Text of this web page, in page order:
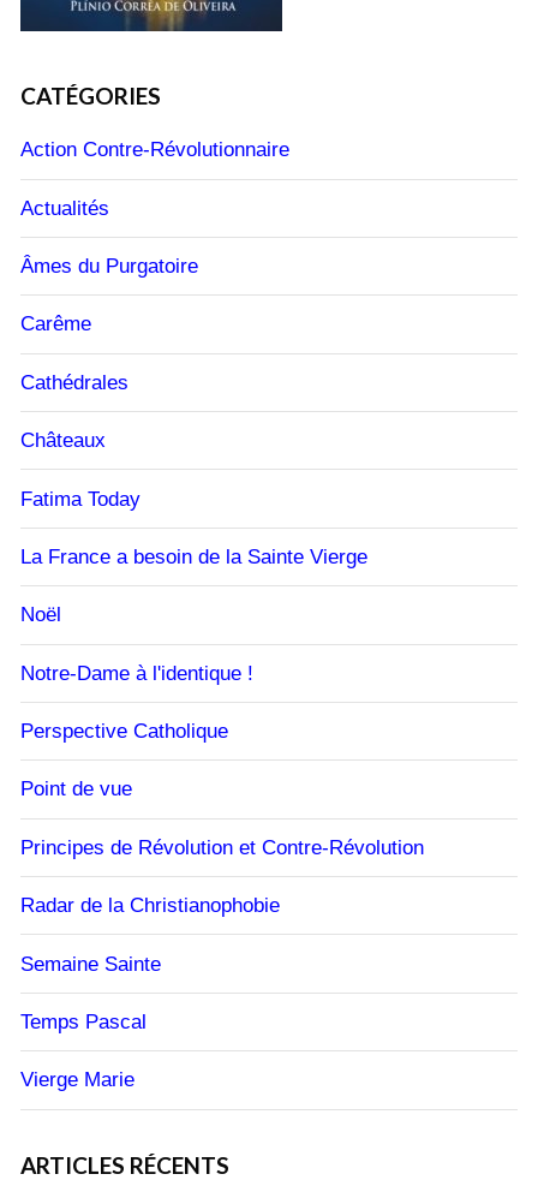
CATÉGORIES
Action Contre-Révolutionnaire
Actualités
Âmes du Purgatoire
Carême
Cathédrales
Châteaux
Fatima Today
La France a besoin de la Sainte Vierge
Noël
Notre-Dame à l'identique !
Perspective Catholique
Point de vue
Principes de Révolution et Contre-Révolution
Radar de la Christianophobie
Semaine Sainte
Temps Pascal
Vierge Marie
ARTICLES RÉCENTS